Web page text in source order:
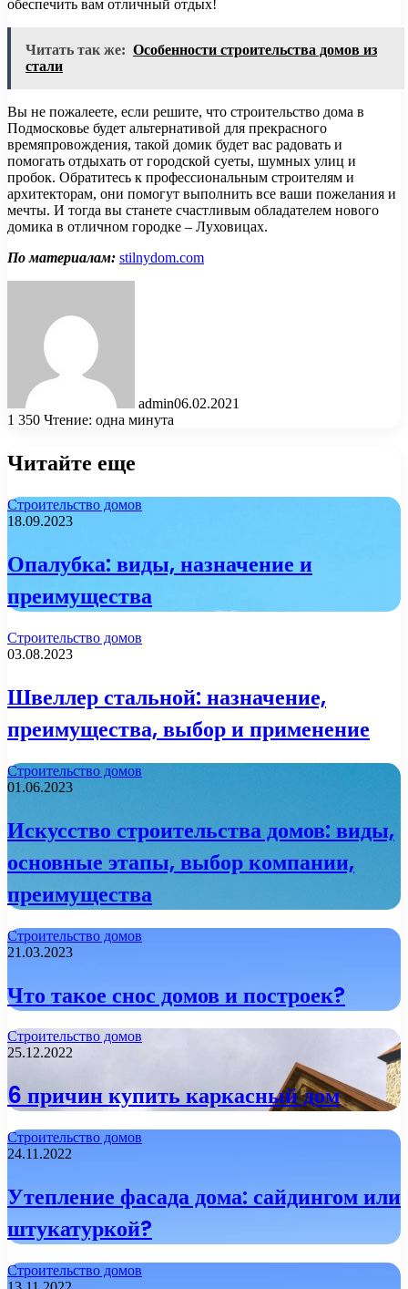
обеспечить вам отличный отдых!
Читать так же: Особенности строительства домов из
стали
Вы не пожалеете, если решите, что строительство дома в
Подмосковье будет альтернативой для прекрасного
времяпровождения, такой домик будет вас радовать и
помогать отдыхать от городской суеты, шумных улиц и
пробок. Обратитесь к профессиональным строителям и
архитекторам, они помогут выполнить все ваши пожелания и
мечты. И тогда вы станете счастливым обладателем нового
домика в отличном городке – Луховицах.
По материалам: stilnydom.com
admin06.02.2021
1 350 Чтение: одна минута
Читайте еще
Строительство домов
18.09.2023
Опалубка: виды, назначение и
преимущества
Строительство домов
03.08.2023
Швеллер стальной: назначение,
преимущества, выбор и применение
Строительство домов
01.06.2023
Искусство строительства домов: виды,
основные этапы, выбор компании,
преимущества
Строительство домов
21.03.2023
Что такое снос домов и построек?
Строительство домов
25.12.2022
6 причин купить каркасный дом
Строительство домов
24.11.2022
Утепление фасада дома: сайдингом или
штукатуркой?
Строительство домов